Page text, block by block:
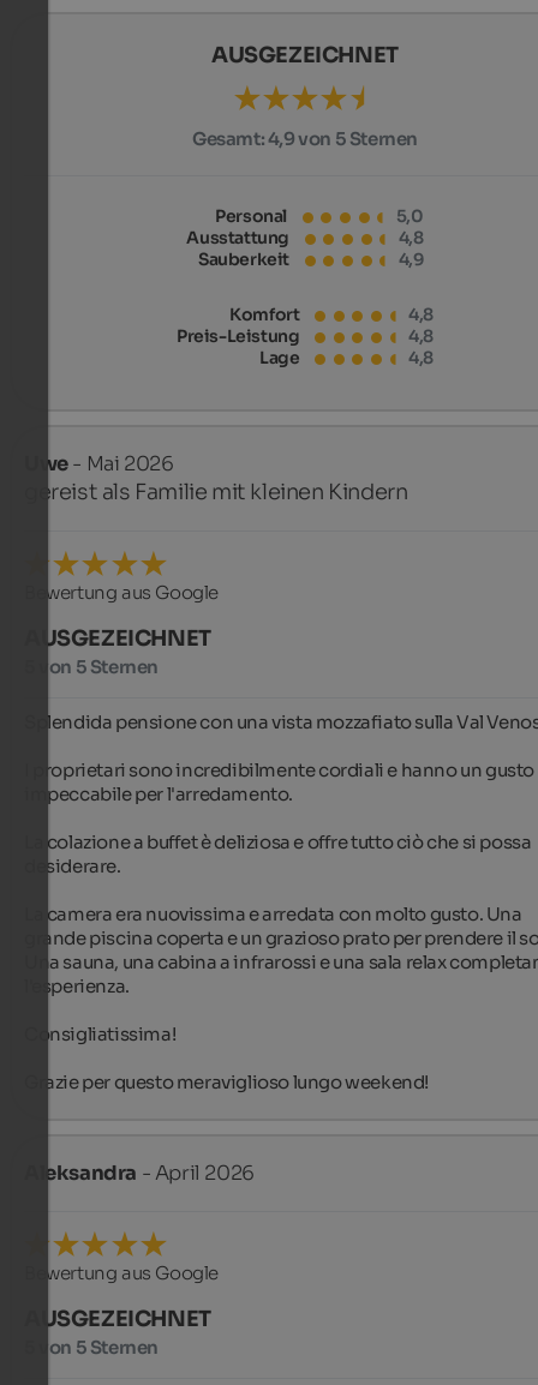
AUSGEZEICHNET
Gesamt:4,9 von 5 Sternen
Personal
5,0
Ausstattung
4,8
Sauberkeit
4,9
Komfort
4,8
Preis-Leistung
4,8
Lage
4,8
Uwe- Mai 2026
gereist als Familie mit kleinen Kindern
Bewertung aus Google
AUSGEZEICHNET
5 von 5 Sternen
Splendida pensione con una vista mozzafiato sulla Val
I proprietari sono incredibilmente cordiali e hanno un gusto
impeccabile per l'arredamento.
La colazione a buffet è deliziosa e offre tutto ciò che si possa
desiderare.
La camera era nuovissima e arredata con molto gusto. Una
grande piscina coperta e un grazioso prato per prendere il
Una sauna, una cabina a infrarossi e una sala relax
l'esperienza.
Consigliatissima!
Grazie per questo meraviglioso lungo weekend!
Aleksandra - April 2026
Bewertung aus Google
AUSGEZEICHNET
5 von 5 Sternen